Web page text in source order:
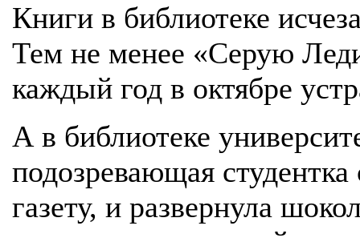
Книги в библиотеке
Тем не менее «Серую
каждый год в октябре
А в библиотеке
подозревающая студентка
газету, и развернула